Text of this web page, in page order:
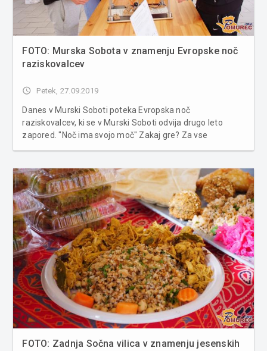
FOTO: Murska Sobota v znamenju Evropske noč
raziskovalcev
access_time Petek, 27.09.2019
Danes v Murski Soboti poteka Evropska noč
raziskovalcev, ki se v Murski Soboti odvija drugo leto
zapored. "Noč ima svojo moč" Zakaj gre? Za vse
z znanostjo povezanih or...
FOTO: Zadnja Sočna vilica v znamenju jesenskih